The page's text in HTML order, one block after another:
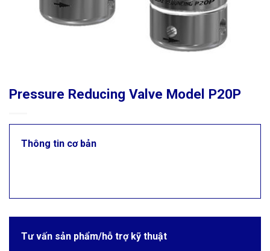
Pressure Reducing Valve Model P20P
Thông tin cơ bản
Tư vấn sản phẩm/hỗ trợ kỹ thuật